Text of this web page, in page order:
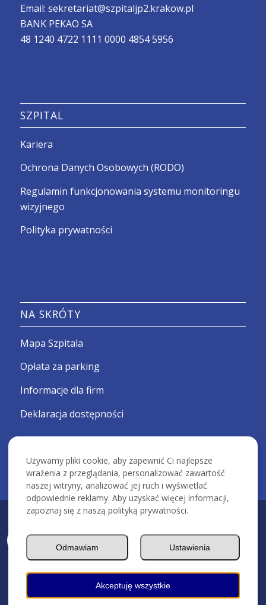
Email: sekretariat@szpitaljp2.krakow.pl
BANK PEKAO SA
48 1240 4722 1111 0000 4854 5956
SZPITAL
Kariera
Ochrona Danych Osobowych (RODO)
Regulamin funkcjonowania systemu monitoringu
wizyjnego
Polityka prywatności
NA SKRÓTY
Mapa Szpitala
Opłata za parking
Informacje dla firm
Deklaracja dostępności
KRAKOWSKI SZPITAL SPECJALISTYCZNY IM. ŚW. JANA PAWŁA II -
Używamy pliki cookie, aby zapewnić Ci najlepsze
wrażenia z przeglądania, personalizować zawartość
naszej witryny, analizować jej ruch i wyświetlać
odpowiednie reklamy. Aby uzyskać więcej informacji,
zapoznaj się z naszą polityką prywatności.
Akceptuję wszystkie
Ustawienia
Odmawiam